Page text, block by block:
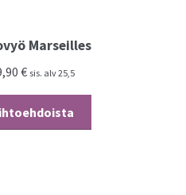
Marseilles
€ sis. alv 25,5